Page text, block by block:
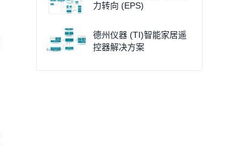
力转向 (EPS)
德州仪器 (TI)智能家居遥
控器解决方案